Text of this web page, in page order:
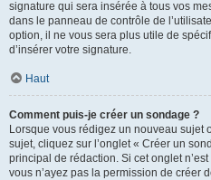
signature qui sera insérée à tous vos
dans le panneau de contrôle de
option, il ne vous sera plus utile de
d’insérer votre signature.
Haut
Comment puis-je créer un sondage ?
Lorsque vous rédigez un nouveau sujet
sujet, cliquez sur l’onglet « Créer un
principal de rédaction. Si cet onglet
vous n’ayez pas la permission de créer